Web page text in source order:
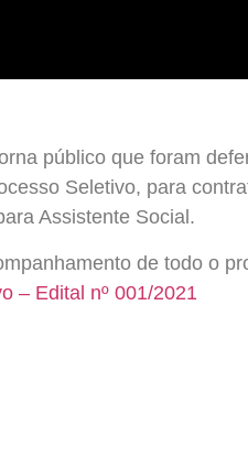
público que foram
Seletivo, para
Assistente Social.
de todo o
– Edital nº 001/2021